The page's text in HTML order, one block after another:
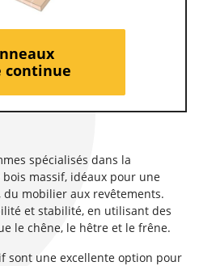
continue
spécialisés dans la
massif, idéaux pour une
du mobilier aux revêtements.
et stabilité, en utilisant des
le chêne, le hêtre et le frêne.
sont une excellente option pour